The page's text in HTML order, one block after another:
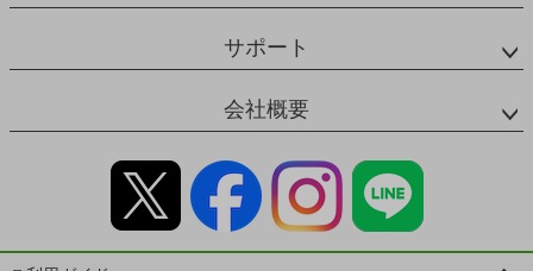
サポート
会社概要